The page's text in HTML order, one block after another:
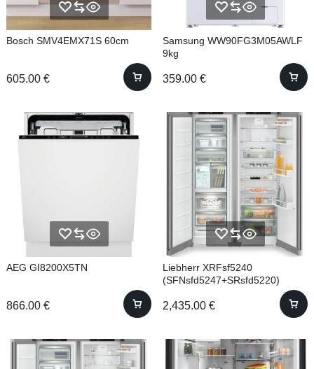
Bosch SMV4EMX71S 60cm
605.00 €
Samsung WW90FG3M05AWLF
9kg
359.00 €
AEG GI8200X5TN
866.00 €
Liebherr XRFsf5240
(SFNsfd5247+SRsfd5220)
2,435.00 €